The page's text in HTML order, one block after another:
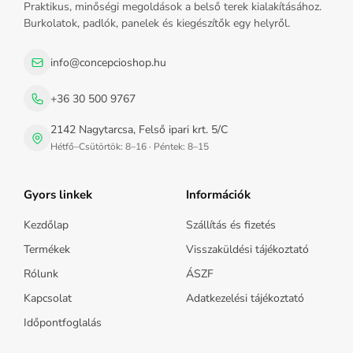
Praktikus, minőségi megoldások a belső terek kialakításához.
Burkolatok, padlók, panelek és kiegészítők egy helyről.
info@concepcioshop.hu
+36 30 500 9767
2142 Nagytarcsa, Felső ipari krt. 5/C
Hétfő–Csütörtök: 8–16 · Péntek: 8–15
Gyors linkek
Kezdőlap
Termékek
Rólunk
Kapcsolat
Időpontfoglalás
Információk
Szállítás és fizetés
Visszaküldési tájékoztató
ÁSZF
Adatkezelési tájékoztató